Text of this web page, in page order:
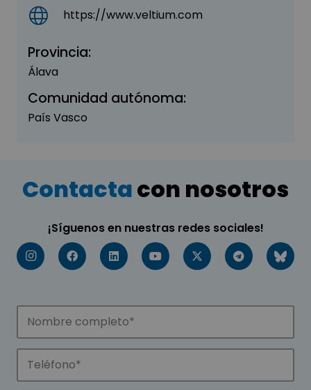
https://www.veltium.com
Provincia:
Álava
Comunidad autónoma:
País Vasco
Contactacon nosotros
¡Síguenos en nuestras redes sociales!